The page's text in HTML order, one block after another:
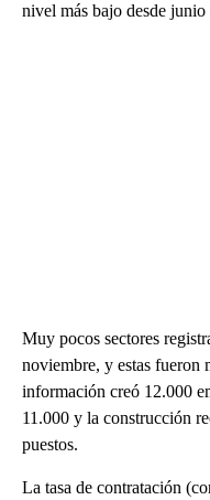
nivel más bajo desde junio
Muy pocos sectores
noviembre, y estas fueron
información creó 12.000
11.000 y la construcción
puestos.
La tasa de contratación